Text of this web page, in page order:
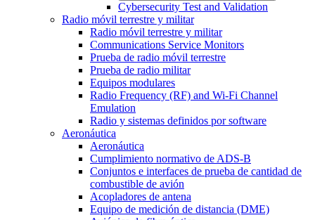
Cybersecurity Test and Validation
Radio móvil terrestre y militar
Radio móvil terrestre y militar
Communications Service Monitors
Prueba de radio móvil terrestre
Prueba de radio militar
Equipos modulares
Radio Frequency (RF) and Wi-Fi Channel
Emulation
Radio y sistemas definidos por software
Aeronáutica
Aeronáutica
Cumplimiento normativo de ADS-B
Conjuntos e interfaces de prueba de cantidad de
combustible de avión
Acopladores de antena
Equipo de medición de distancia (DME)